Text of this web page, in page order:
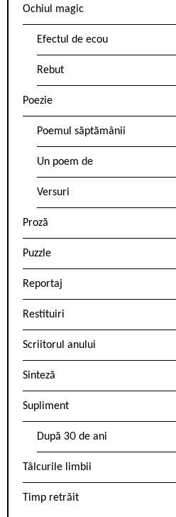
Ochiul magic
Efectul de ecou
Rebut
Poezie
Poemul săptămânii
Un poem de
Versuri
Proză
Puzzle
Reportaj
Restituiri
Scriitorul anului
Sinteză
Supliment
După 30 de ani
Tâlcurile limbii
Timp retrăit